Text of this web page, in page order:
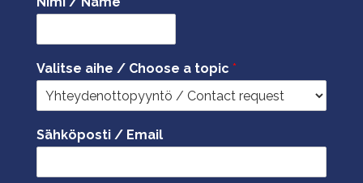
Valitse aihe / Choose a topic *
Sähköposti / Email